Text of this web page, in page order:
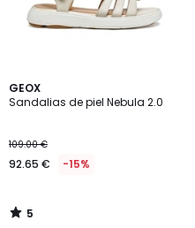
GEOX
Sandalias de piel Nebula 2.0
109.00 €
92.65 € -15%
5
/
5
/